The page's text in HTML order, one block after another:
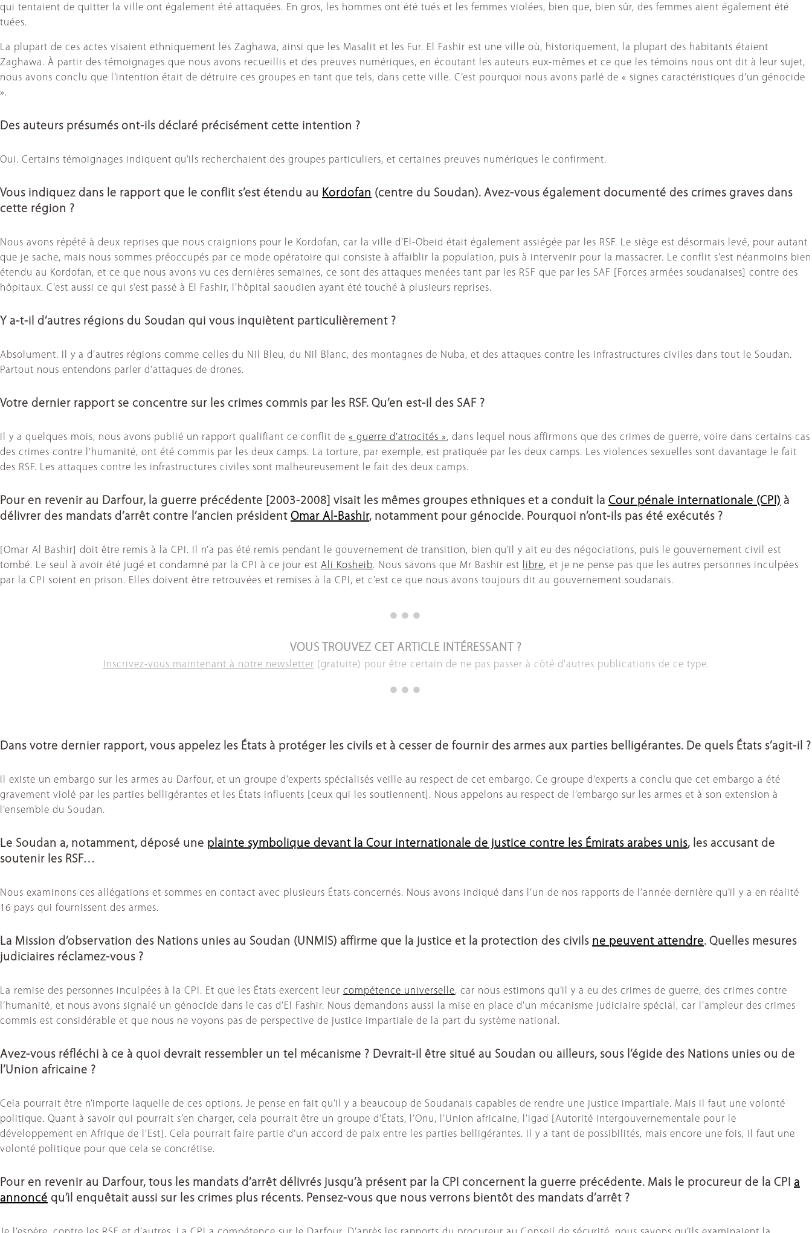
qui tentaient de quitter la ville ont également été attaquées. En gros, les hommes ont été tués et les femmes violées, bien que, bien sûr, des femmes aient également été
tuées.
La plupart de ces actes visaient ethniquement les Zaghawa, ainsi que les Masalit et les Fur. El Fashir est une ville où, historiquement, la plupart des habitants étaient
Zaghawa. À partir des témoignages que nous avons recueillis et des preuves numériques, en écoutant les auteurs eux-mêmes et ce que les témoins nous ont dit à leur sujet,
nous avons conclu que l’intention était de détruire ces groupes en tant que tels, dans cette ville. C’est pourquoi nous avons parlé de « signes caractéristiques d’un génocide
».
Des auteurs présumés ont-ils déclaré précisément cette intention ?
Oui. Certains témoignages indiquent qu’ils recherchaient des groupes particuliers, et certaines preuves numériques le confirment.
Vous indiquez dans le rapport que le conflit s’est étendu au Kordofan (centre du Soudan). Avez-vous également documenté des crimes graves dans
cette région ?
Nous avons répété à deux reprises que nous craignions pour le Kordofan, car la ville d’El-Obeid était également assiégée par les RSF. Le siège est désormais levé, pour autant
que je sache, mais nous sommes préoccupés par ce mode opératoire qui consiste à affaiblir la population, puis à intervenir pour la massacrer. Le conflit s’est néanmoins bien
étendu au Kordofan, et ce que nous avons vu ces dernières semaines, ce sont des attaques menées tant par les RSF que par les SAF [Forces armées soudanaises] contre des
hôpitaux. C’est aussi ce qui s’est passé à El Fashir, l’hôpital saoudien ayant été touché à plusieurs reprises.
Y a-t-il d’autres régions du Soudan qui vous inquiètent particulièrement ?
Absolument. Il y a d’autres régions comme celles du Nil Bleu, du Nil Blanc, des montagnes de Nuba, et des attaques contre les infrastructures civiles dans tout le Soudan.
Partout nous entendons parler d’attaques de drones.
Votre dernier rapport se concentre sur les crimes commis par les RSF. Qu’en est-il des SAF ?
Il y a quelques mois, nous avons publié un rapport qualifiant ce conflit de « guerre d’atrocités », dans lequel nous affirmons que des crimes de guerre, voire dans certains cas
des crimes contre l’humanité, ont été commis par les deux camps. La torture, par exemple, est pratiquée par les deux camps. Les violences sexuelles sont davantage le fait
des RSF. Les attaques contre les infrastructures civiles sont malheureusement le fait des deux camps.
Pour en revenir au Darfour, la guerre précédente [2003-2008] visait les mêmes groupes ethniques et a conduit la Cour pénale internationale (CPI) à
délivrer des mandats d’arrêt contre l’ancien président Omar Al-Bashir, notamment pour génocide. Pourquoi n’ont-ils pas été exécutés ?
[Omar Al Bashir] doit être remis à la CPI. Il n’a pas été remis pendant le gouvernement de transition, bien qu’il y ait eu des négociations, puis le gouvernement civil est
tombé. Le seul à avoir été jugé et condamné par la CPI à ce jour est Ali Kosheib. Nous savons que Mr Bashir est libre, et je ne pense pas que les autres personnes inculpées
par la CPI soient en prison. Elles doivent être retrouvées et remises à la CPI, et c’est ce que nous avons toujours dit au gouvernement soudanais.
VOUS TROUVEZ CET ARTICLE INTÉRESSANT ?
Inscrivez-vous maintenant à notre newsletter (gratuite) pour être certain de ne pas passer à côté d'autres publications de ce type.
Dans votre dernier rapport, vous appelez les États à protéger les civils et à cesser de fournir des armes aux parties belligérantes. De quels États s’agit-il ?
Il existe un embargo sur les armes au Darfour, et un groupe d’experts spécialisés veille au respect de cet embargo. Ce groupe d’experts a conclu que cet embargo a été
gravement violé par les parties belligérantes et les États influents [ceux qui les soutiennent]. Nous appelons au respect de l’embargo sur les armes et à son extension à
l’ensemble du Soudan.
Le Soudan a, notamment, déposé une plainte symbolique devant la Cour internationale de justice contre les Émirats arabes unis, les accusant de
soutenir les RSF…
Nous examinons ces allégations et sommes en contact avec plusieurs États concernés. Nous avons indiqué dans l’un de nos rapports de l’année dernière qu’il y a en réalité
16 pays qui fournissent des armes.
La Mission d’observation des Nations unies au Soudan (UNMIS) affirme que la justice et la protection des civils ne peuvent attendre. Quelles mesures
judiciaires réclamez-vous ?
La remise des personnes inculpées à la CPI. Et que les États exercent leur compétence universelle, car nous estimons qu’il y a eu des crimes de guerre, des crimes contre
l’humanité, et nous avons signalé un génocide dans le cas d’El Fashir. Nous demandons aussi la mise en place d’un mécanisme judiciaire spécial, car l’ampleur des crimes
commis est considérable et que nous ne voyons pas de perspective de justice impartiale de la part du système national.
Avez-vous réfléchi à ce à quoi devrait ressembler un tel mécanisme ? Devrait-il être situé au Soudan ou ailleurs, sous l’égide des Nations unies ou de
l’Union africaine ?
Cela pourrait être n’importe laquelle de ces options. Je pense en fait qu’il y a beaucoup de Soudanais capables de rendre une justice impartiale. Mais il faut une volonté
politique. Quant à savoir qui pourrait s’en charger, cela pourrait être un groupe d’États, l’Onu, l’Union africaine, l’Igad [Autorité intergouvernementale pour le
développement en Afrique de l’Est]. Cela pourrait faire partie d’un accord de paix entre les parties belligérantes. Il y a tant de possibilités, mais encore une fois, il faut une
volonté politique pour que cela se concrétise.
Pour en revenir au Darfour, tous les mandats d’arrêt délivrés jusqu’à présent par la CPI concernent la guerre précédente. Mais le procureur de la CPI a
annoncé qu’il enquêtait aussi sur les crimes plus récents. Pensez-vous que nous verrons bientôt des mandats d’arrêt ?